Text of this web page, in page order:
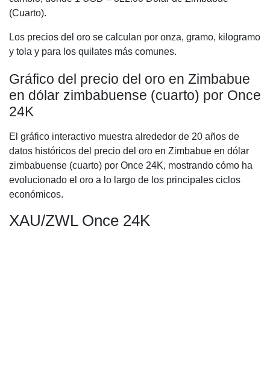
(Cuarto).
Los precios del oro se calculan por onza, gramo, kilogramo
y tola y para los quilates más comunes.
Gráfico del precio del oro en Zimbabue
en dólar zimbabuense (cuarto) por Once
24K
El gráfico interactivo muestra alrededor de 20 años de
datos históricos del precio del oro en Zimbabue en dólar
zimbabuense (cuarto) por Once 24K, mostrando cómo ha
evolucionado el oro a lo largo de los principales ciclos
económicos.
XAU/ZWL Once 24K